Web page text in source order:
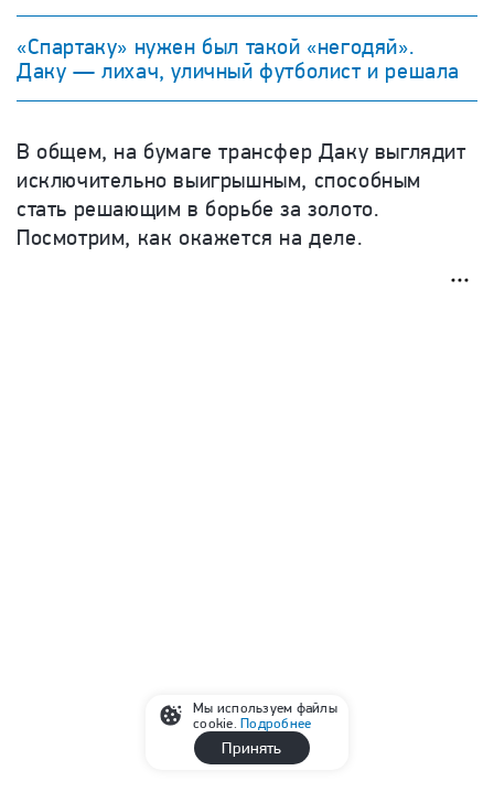
«Спартаку» нужен был такой «негодяй».
Даку — лихач, уличный футболист и решала
В общем, на бумаге трансфер Даку выглядит
исключительно выигрышным, способным
стать решающим в борьбе за золото.
Посмотрим, как окажется на деле.
Мы используем файлы
cookie.Подробнее
Принять